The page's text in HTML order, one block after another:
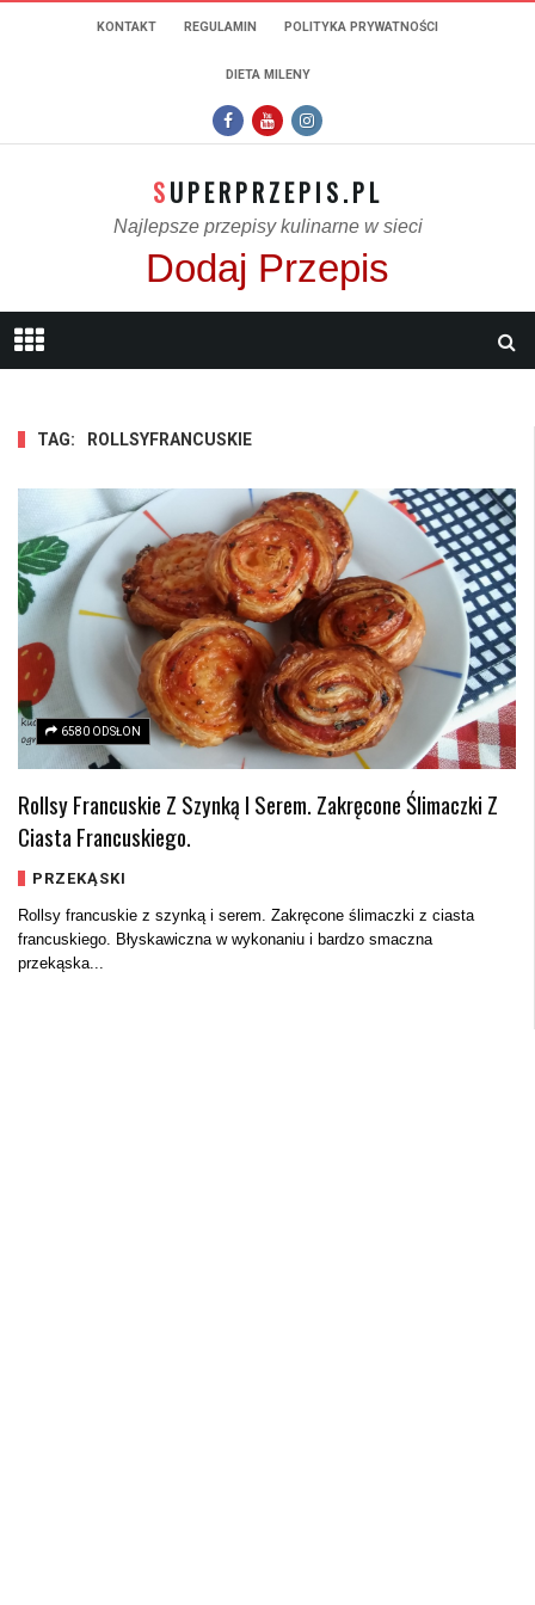
KONTAKT REGULAMIN POLITYKA PRYWATNOŚCI
DIETA MILENY
SUPERPRZEPIS.PL
Najlepsze przepisy kulinarne w sieci
Dodaj Przepis
TAG: ROLLSYFRANCUSKIE
6580 ODSŁON
Rollsy Francuskie Z Szynką I Serem. Zakręcone Ślimaczki Z
Ciasta Francuskiego.
PRZEKĄSKI
Rollsy francuskie z szynką i serem. Zakręcone ślimaczki z ciasta
francuskiego. Błyskawiczna w wykonaniu i bardzo smaczna
przekąska...